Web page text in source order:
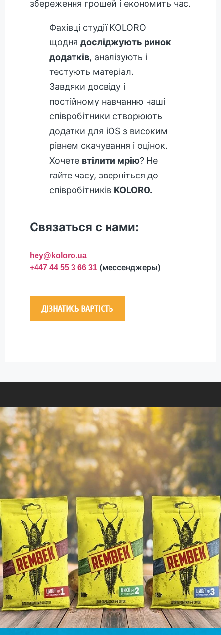
збереження грошей і економить час.
Фахівці студії KOLORO
щодня досліджують ринок
додатків, аналізують і
тестують матеріал.
Завдяки досвіду і
постійному навчанню наші
співробітники створюють
додатки для iOS з високим
рівнем скачування і оцінок.
Хочете втілити мрію? Не
гайте часу, зверніться до
співробітників KOLORO.
Связаться с нами:
hey@koloro.ua
+447 44 55 3 66 31 (мессенджеры)
ДІЗНАТИСЬ ВАРТІСТЬ